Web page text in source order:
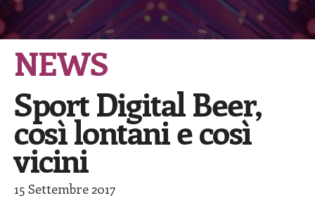
NEWS
Sport Digital Beer,
così lontani e così
vicini
15 Settembre 2017